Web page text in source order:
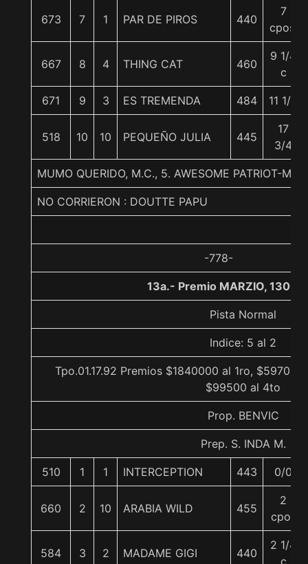
673 7 1 PAR DE PIROS 440
7
cpos.
667 8 4 THING CAT 460
9 1/4
c
671 9 3 ES TREMENDA 484 11 1/2
518 10 10 PEQUEÑO JULIA 445
17
3/4
MUMO QUERIDO, M.C., 5. AWESOME PATRIOT-
NO CORRIERON : DOUTTE PAPU
-778-
13a.- Premio MARZIO, 1300
Pista Normal
Indice: 5 al 2
Tpo.01.17.92 Premios $1840000 al 1ro,
$99500 al 4to
Prop. BENVIC
Prep. S. INDA M.
510 1 1 INTERCEPTION 443 0/0
660 2 10 ARABIA WILD 455
2
cpos
584 3 2 MADAME GIGI 440
2 1/4
c